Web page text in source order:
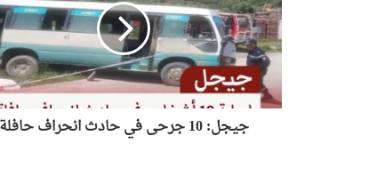
في
حادث
انحراف
حافلة
جيجل: 10 جرحى في حادث انحراف حافلة